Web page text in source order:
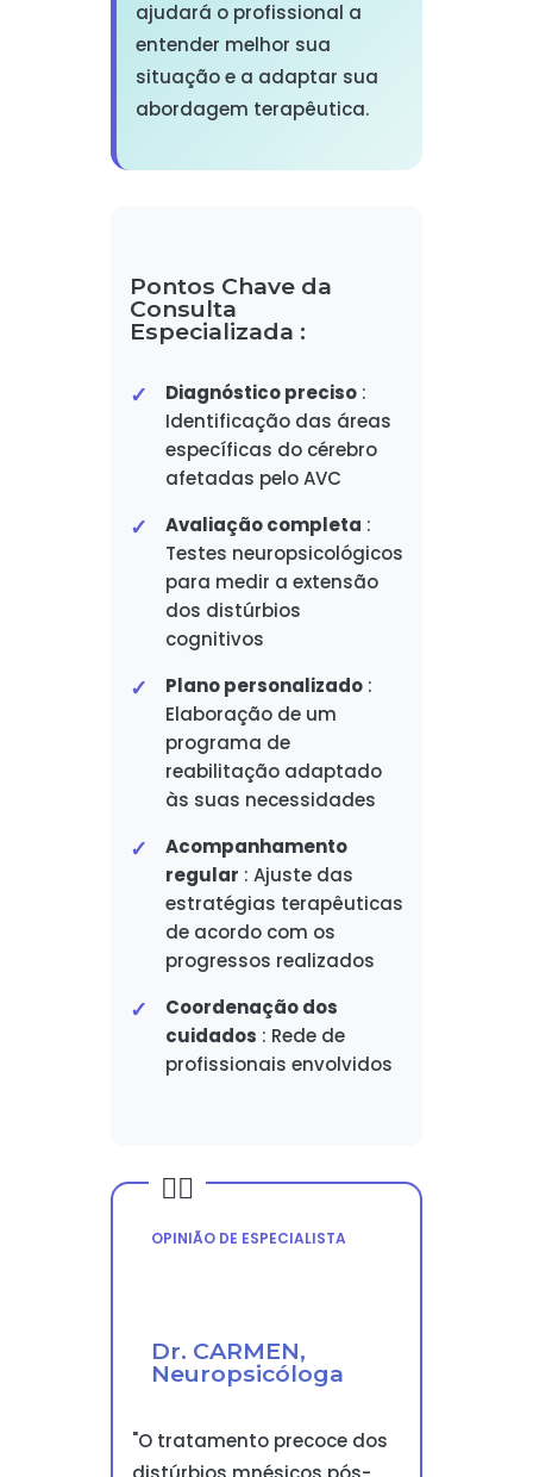
ajudará o profissional a
entender melhor sua
situação e a adaptar sua
abordagem terapêutica.
Pontos Chave da
Consulta
Especializada :
Diagnóstico preciso:
Identificação das áreas
específicas do cérebro
afetadas pelo AVC
Avaliação completa :
Testes neuropsicológicos
para medir a extensão
dos distúrbios
cognitivos
Plano personalizado:
Elaboração de um
programa de
reabilitação adaptado
às suas necessidades
Acompanhamento
regular : Ajuste das
estratégias terapêuticas
de acordo com os
progressos realizados
Coordenação dos
cuidados : Rede de
profissionais envolvidos
OPINIÃO DE ESPECIALISTA
Dr. CARMEN,
Neuropsicóloga
"O tratamento precoce dos